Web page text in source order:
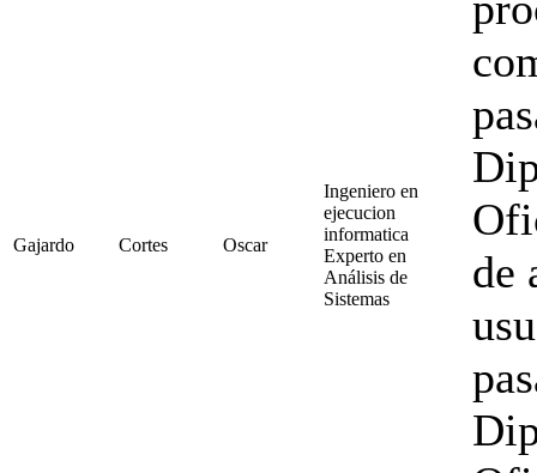
Gajardo Cortes Oscar
Ingeniero en
ejecucion
informatica
Experto en
Análisis de
Sistemas
de